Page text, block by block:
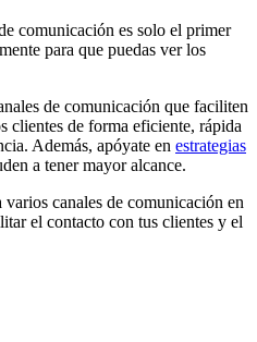
comunicación es solo el primer
para que puedas ver los
de comunicación que faciliten
clientes de forma eficiente, rápida
Además, apóyate en estrategias
a tener mayor alcance.
varios canales de comunicación en
el contacto con tus clientes y el